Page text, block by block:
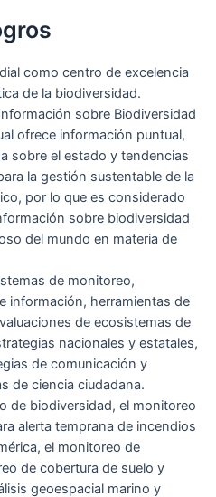
como centro de excelencia
de la biodiversidad.
sobre Biodiversidad
ofrece información puntual,
sobre el estado y tendencias
la gestión sustentable de la
por lo que es considerado
sobre biodiversidad
del mundo en materia de
de monitoreo,
información, herramientas de
de ecosistemas de
nacionales y estatales,
de comunicación y
de ciencia ciudadana.
de biodiversidad, el monitoreo
alerta temprana de incendios
el monitoreo de
de cobertura de suelo y
geoespacial marino y